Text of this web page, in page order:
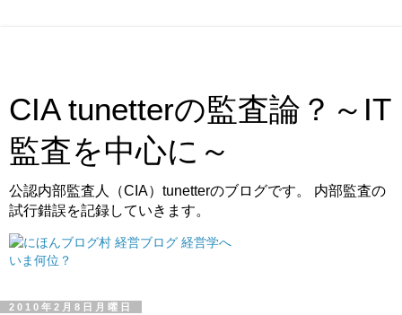
CIA tunetterの監査論？～IT
監査を中心に～
公認内部監査人（CIA）tunetterのブログです。 内部監査の
試行錯誤を記録していきます。
いま何位？
2010年2月8日月曜日